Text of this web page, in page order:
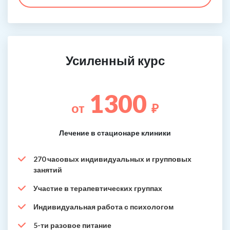
Усиленный курс
от 1300 ₽
Лечение в стационаре клиники
270 часовых индивидуальных и групповых
занятий
Участие в терапевтических группах
Индивидуальная работа с психологом
5-ти разовое питание